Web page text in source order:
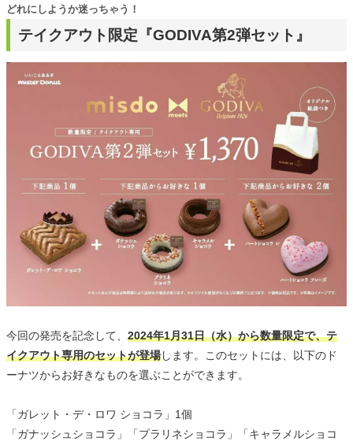
テイクアウト限定『GODIVA第2弾セット』
どれにしようか迷っちゃう！
今回の発売を記念して、 2024年1月31日（水）から数量限定で、テ
イクアウト専用のセットが登場します。このセットには、以下のド
ーナツからお好きなものを選ぶことができます。
「ガレット・デ・ロワ ショコラ」1個
「ガナッシュショコラ」「プラリネショコラ」「キャラメルショコ